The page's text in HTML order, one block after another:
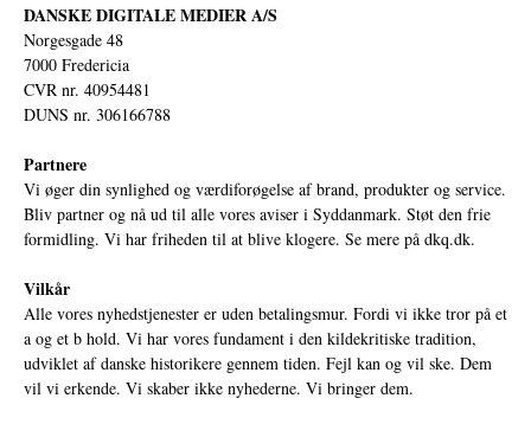
DANSKE DIGITALE MEDIER A/S
Norgesgade 48
7000 Fredericia
CVR nr. 40954481
DUNS nr. 306166788
Partnere
Vi øger din synlighed og værdiforøgelse af brand, produkter og service.
Bliv partner og nå ud til alle vores aviser i Syddanmark. Støt den frie
formidling. Vi har friheden til at blive klogere. Se mere på dkq.dk.
Vilkår
Alle vores nyhedstjenester er uden betalingsmur. Fordi vi ikke tror på et
a og et b hold. Vi har vores fundament i den kildekritiske tradition,
udviklet af danske historikere gennem tiden. Fejl kan og vil ske. Dem
vil vi erkende. Vi skaber ikke nyhederne. Vi bringer dem.